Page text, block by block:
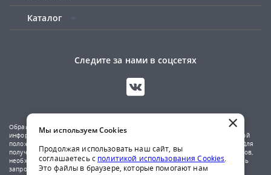
Каталог
Следите за нами в соцсетях
Обращаем ваше внимание на то, что данный сайт носит исключительно
информационный характер и не является публичной офертой, определяемой
положениями Статьи 437(2) Гражданского кодекса Российской Федерации. Для
получения подробной информации о наличии и стоимости указанных товаров,
необходимо обратиться к менеджерам компании по телефону или отправить
запрос на почтовый адрес указанный в контактах.
×
Мы используем Cookies
Продолжая использовать наш сайт, вы
соглашаетесь с политикой использования Cookies.
Это файлы в браузере, которые помогают нам